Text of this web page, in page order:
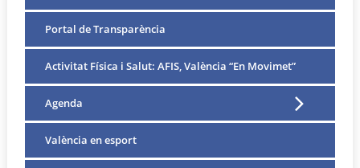
Portal de Transparència
Activitat Física i Salut: AFIS, València “En Movimet”
Agenda
València en esport